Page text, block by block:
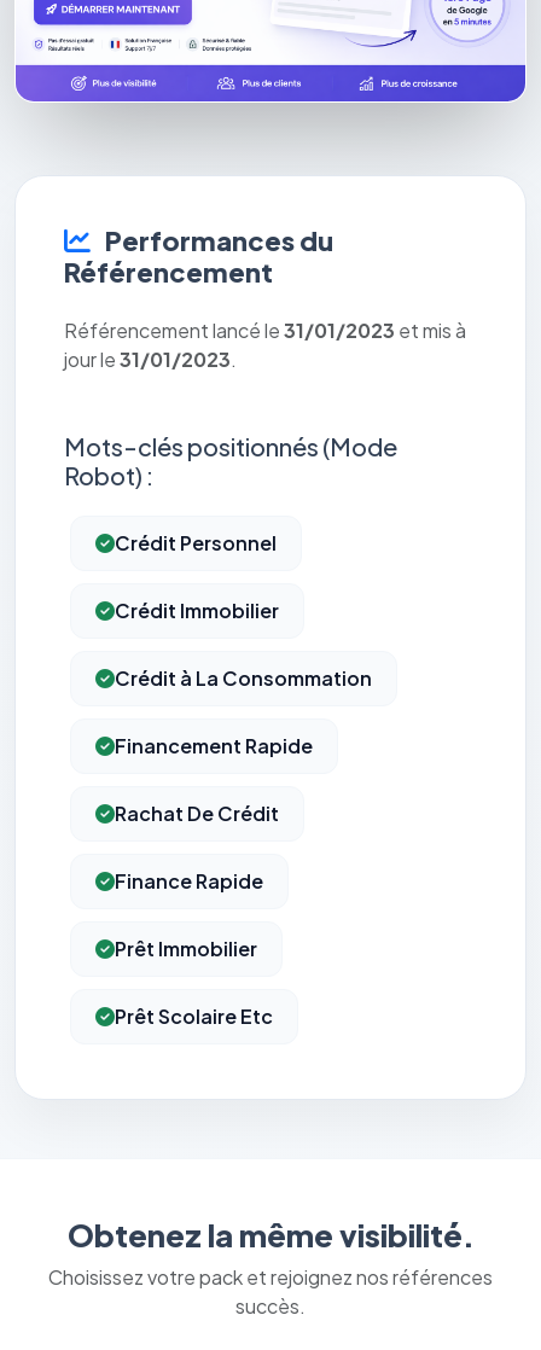
Performances du
Référencement
Référencement lancé le31/01/2023 et mis à
jour le31/01/2023.
Mots-clés positionnés (Mode
Robot) :
Crédit Personnel
Crédit Immobilier
Crédit à La Consommation
Financement Rapide
Rachat De Crédit
Finance Rapide
Prêt Immobilier
Prêt Scolaire Etc
Obtenez la même visibilité.
Choisissez votre pack et rejoignez nos références
succès.